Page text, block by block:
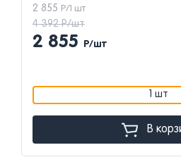
2 855 Р/1 шт
4 392 Р/шт
2 855 Р/шт
1 шт
В